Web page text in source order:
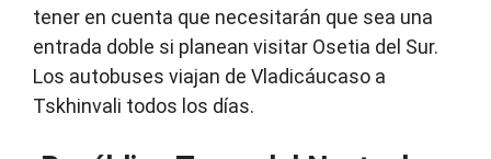
tener en cuenta que necesitarán que sea una
entrada doble si planean visitar Osetia del Sur.
Los autobuses viajan de Vladicáucaso a
Tskhinvali todos los días.